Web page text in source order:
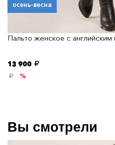
осень-весна
Пальто женское с английским
13 900
%
Вы смотрели